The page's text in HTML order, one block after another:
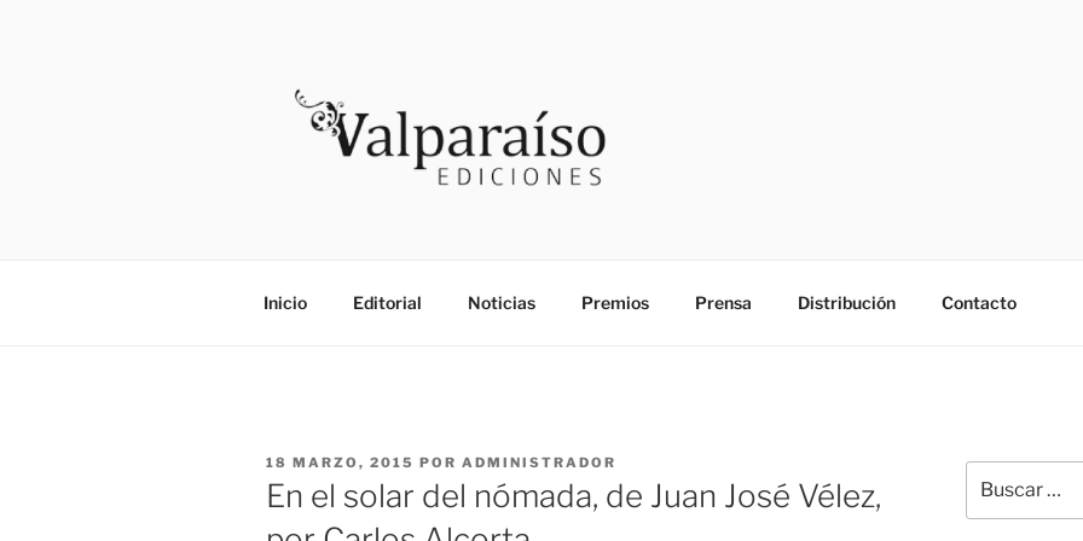
VALPARAISO EDICIONES
Inicio Editorial Noticias Premios Prensa Distribución Contacto
PUBLICADO
EL
18 MARZO, 2015 POR ADMINISTRADOR
En el solar del nómada, de Juan José Vélez,
por: